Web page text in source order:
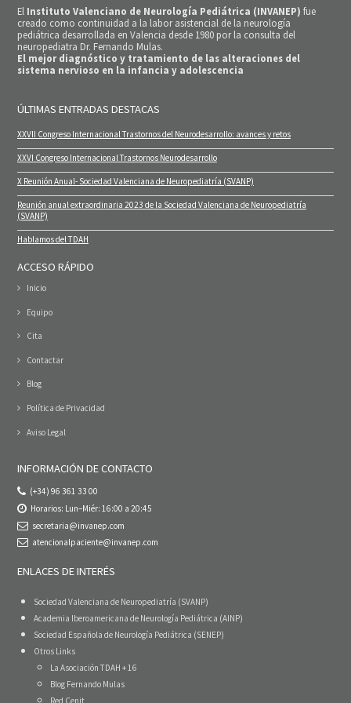
El Instituto Valenciano de Neurología Pediátrica (INVANEP) fue
creado como continuidad a la labor asistencial de la neurología
pediátrica desarrollada en Valencia desde 1980 por la consulta del
neuropediatra Dr. Fernando Mulas.
El mejor diagnóstico y tratamiento de las alteraciones del
sistema nervioso en la infancia y adolescencia
ÚLTIMAS ENTRADAS DESTACAS
XXVII Congreso Internacional Trastornos del Neurodesarrollo: avances y retos
XXVI Congreso Internacional Trastornos Neurodesarrollo
X Reunión Anual- Sociedad Valenciana de Neuropediatría (SVANP)
Reunión anual extraordinaria 2023 de la Sociedad Valenciana de Neuropediatría
(SVANP)
Hablamos del TDAH
ACCESO RÁPIDO
Inicio
Equipo
Cita
Contactar
Blog
Política de Privacidad
Aviso Legal
INFORMACIÓN DE CONTACTO
(+34) 96 361 33 00
Horarios: Lun–Miér: 16:00 a 20:45
secretaria@invanep.com
atencionalpaciente@invanep.com
ENLACES DE INTERÉS
Sociedad Valenciana de Neuropediatría (SVANP)
Academia Iberoamericana de Neurología Pediátrica (AINP)
Sociedad Española de Neurología Pediátrica (SENEP)
Otros Links
La Asociación TDAH + 16
Blog Fernando Mulas
Red Cenit